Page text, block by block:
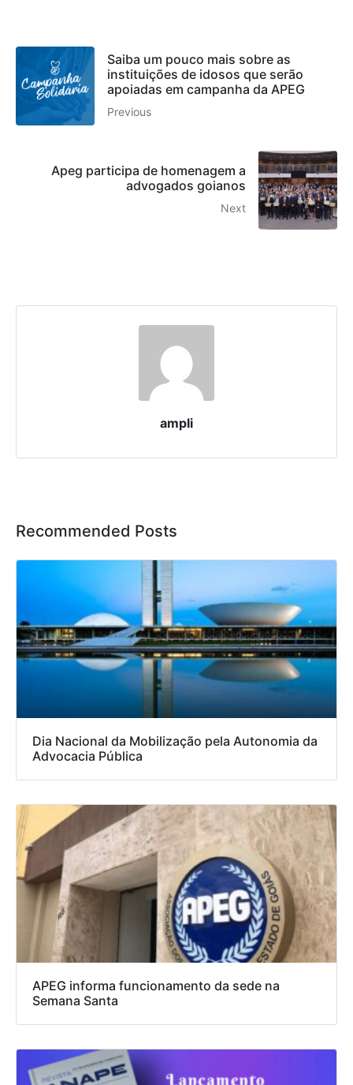
Saiba um pouco mais sobre as
instituições de idosos que serão
apoiadas em campanha da APEG
Previous
Apeg participa de homenagem a
advogados goianos
Next
ampli
Recommended Posts
Dia Nacional da Mobilização pela Autonomia da
Advocacia Pública
APEG informa funcionamento da sede na
Semana Santa